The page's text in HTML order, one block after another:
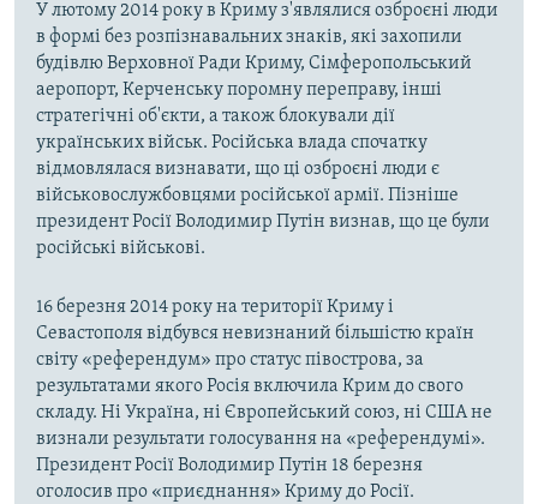
У лютому 2014 року в Криму з'являлися озброєні люди
в формі без розпізнавальних знаків, які захопили
будівлю Верховної Ради Криму, Сімферопольський
аеропорт, Керченську поромну переправу, інші
стратегічні об'єкти, а також блокували дії
українських військ. Російська влада спочатку
відмовлялася визнавати, що ці озброєні люди є
військовослужбовцями російської армії. Пізніше
президент Росії Володимир Путін визнав, що це були
російські військові.
16 березня 2014 року на території Криму і
Севастополя відбувся невизнаний більшістю країн
світу «референдум» про статус півострова, за
результатами якого Росія включила Крим до свого
складу. Ні Україна, ні Європейський союз, ні США не
визнали результати голосування на «референдумі».
Президент Росії Володимир Путін 18 березня
оголосив про «приєднання» Криму до Росії.